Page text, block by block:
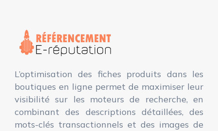
L’optimisation des fiches produits dans les
boutiques en ligne permet de maximiser leur
visibilité sur les moteurs de recherche, en
combinant des descriptions détaillées, des
mots-clés transactionnels et des images de